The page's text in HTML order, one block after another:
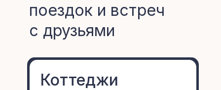
поездок и встреч
с друзьями
Коттеджи